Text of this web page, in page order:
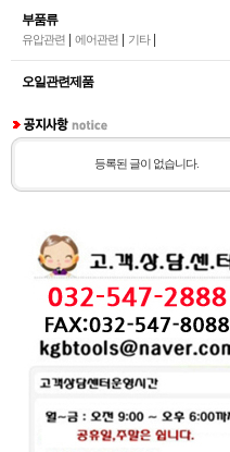
부품류
유압관련 에어관련 기타|
오일관련제품
등록된 글이 없습니다.